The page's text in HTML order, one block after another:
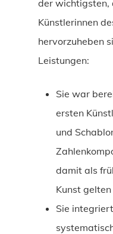
der wichtigsten,
Künstlerinnen
hervorzuheben
Leistungen:
Sie war
ersten
und
damit als
Kunst gelten
Sie